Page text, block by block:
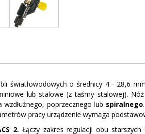
światłowodowych o średnicy 4 - 28,6
lub stalowe (z taśmy stalowej).
poprzecznego lub spiralnego
pracy urządzenie wymaga
2. Łączy zakres regulacji obu